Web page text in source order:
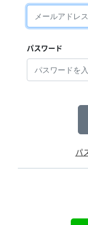
パスワード
パ